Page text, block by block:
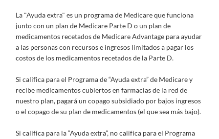
La "Ayuda extra" es un programa de Medicare que funciona
junto con un plan de Medicare Parte D o un plan de
medicamentos recetados de Medicare Advantage para ayudar
a las personas con recursos e ingresos limitados a pagar los
costos de los medicamentos recetados de la Parte D.
Si califica para el Programa de “Ayuda extra” de Medicare y
recibe medicamentos cubiertos en farmacias de la red de
nuestro plan, pagará un copago subsidiado por bajos ingresos
o el copago de su plan de medicamentos (el que sea más bajo).
Si califica para la “Ayuda extra”, no califica para el Programa